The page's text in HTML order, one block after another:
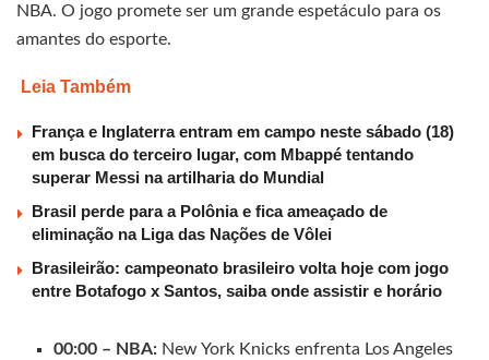
NBA. O jogo promete ser um grande espetáculo para os
amantes do esporte.
Leia Também
França e Inglaterra entram em campo neste sábado (18)
em busca do terceiro lugar, com Mbappé tentando
superar Messi na artilharia do Mundial
Brasil perde para a Polônia e fica ameaçado de
eliminação na Liga das Nações de Vôlei
Brasileirão: campeonato brasileiro volta hoje com jogo
entre Botafogo x Santos, saiba onde assistir e horário
00:00 – NBA: New York Knicks enfrenta Los Angeles